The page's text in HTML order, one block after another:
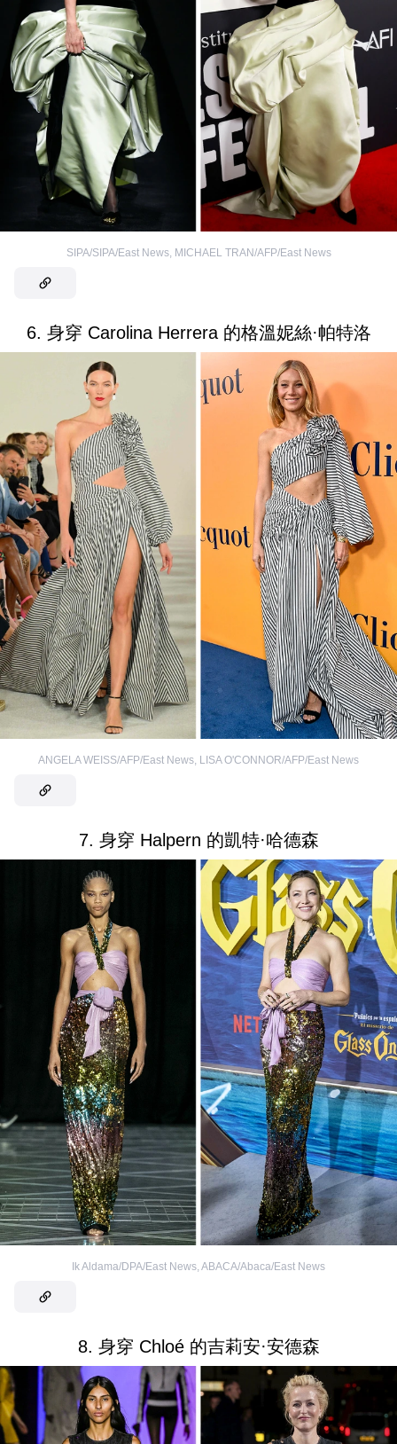
SIPA/SIPA/East News, MICHAEL TRAN/AFP/East News
6. 身穿 Carolina Herrera 的格溫妮絲·帕特洛
ANGELA WEISS/AFP/East News LISA O'CONNOR/AFP/East News
7. 身穿 Halpern 的凱特·哈德森
Ik Aldama/DPA/East News, ABACA/Abaca/East News
8. 身穿 Chloé 的吉莉安·安德森